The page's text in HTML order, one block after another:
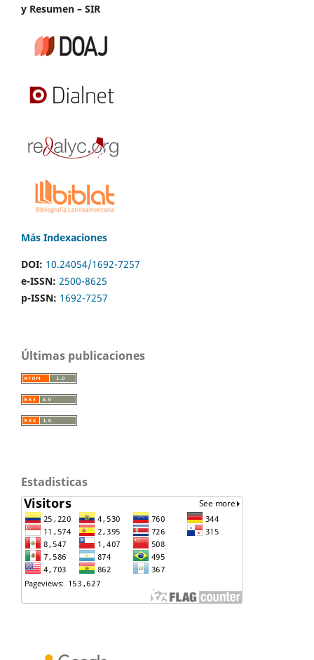
y Resumen – SIR
Más Indexaciones
DOI: 10.24054/1692-7257
e-ISSN: 2500-8625
p-ISSN: 1692-7257
Últimas publicaciones
Estadisticas